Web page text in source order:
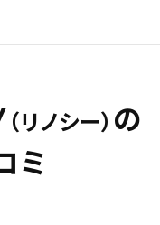
（リノシー） の
ミ